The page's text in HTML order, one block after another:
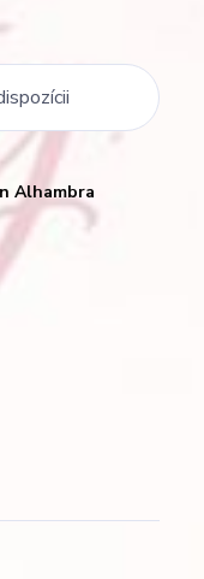
Alhambra